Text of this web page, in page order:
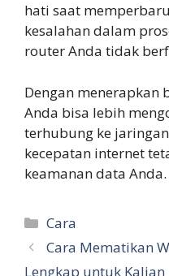
hati saat
kesalahan dalam
router Anda tidak
Dengan menerapkan
Anda bisa lebih
terhubung ke
kecepatan internet
keamanan data
Categories
Cara
Cara Mematikan
Lengkap untuk Kalian